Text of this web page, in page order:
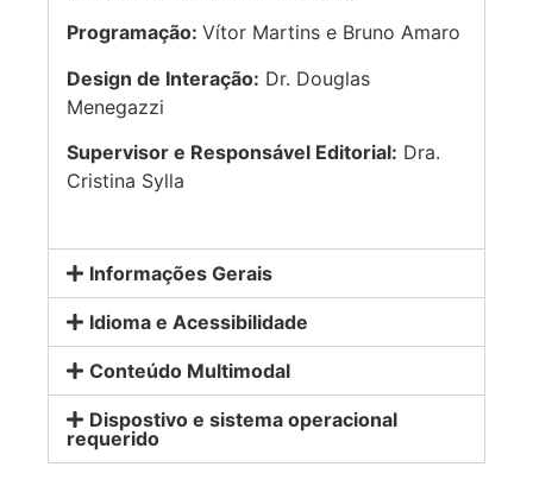
Programação: Vítor Martins e Bruno Amaro
Design de Interação: Dr. Douglas
Menegazzi
Supervisor e Responsável Editorial: Dra.
Cristina Sylla
Informações Gerais
Idioma e Acessibilidade
Conteúdo Multimodal
Dispostivo e sistema operacional
requerido